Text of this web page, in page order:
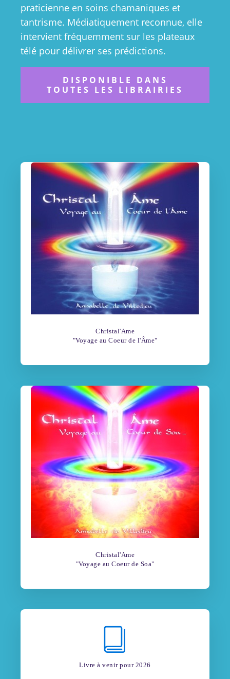
praticienne en soins chamaniques et
tantrisme. Médiatiquement reconnue, elle
intervient fréquemment sur les plateaux
télé pour délivrer ses prédictions.
DISPONIBLE DANS
TOUTES LES LIBRAIRIES
Christal'Ame
"Voyage au Coeur de l'Âme"
Christal'Ame
"Voyage au Coeur de Soa"
Livre à venir pour 2026